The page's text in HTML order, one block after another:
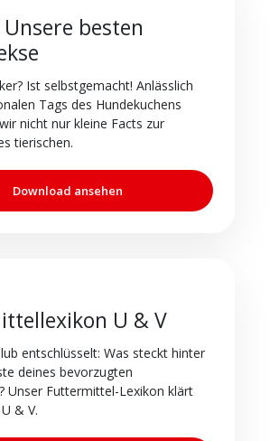
Unsere besten
Ist selbstgemacht! Anlässlich
Tags des Hundekuchens
nicht nur kleine Facts zur
tierischen.
Download ansehen
U & V
entschlüsselt: Was steckt hinter
deines bevorzugten
Unser Futtermittel-Lexikon klärt
& V.